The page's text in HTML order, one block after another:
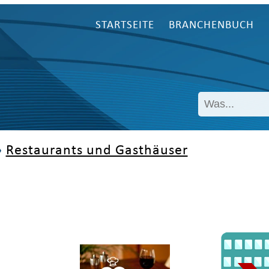
STARTSEITE BRANCHENBUCH
Restaurants und Gasthäuser